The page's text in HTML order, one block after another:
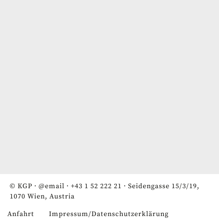
© KGP · @email · +43 1 52 222 21 · Seidengasse 15/3/19,
1070 Wien, Austria
Anfahrt Impressum/Datenschutzerklärung